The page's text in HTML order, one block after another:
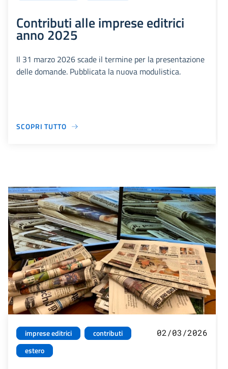
Contributi alle imprese editrici
anno 2025
Il 31 marzo 2026 scade il termine per la presentazione
delle domande. Pubblicata la nuova modulistica.
SCOPRI TUTTO
imprese editrici
contributi
estero
02/03/2026